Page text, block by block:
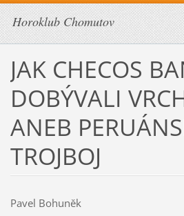
Horoklub Chomutov
JAK CHECOS
DOBÝVALI
ANEB
TROJBOJ
Pavel Bohuněk